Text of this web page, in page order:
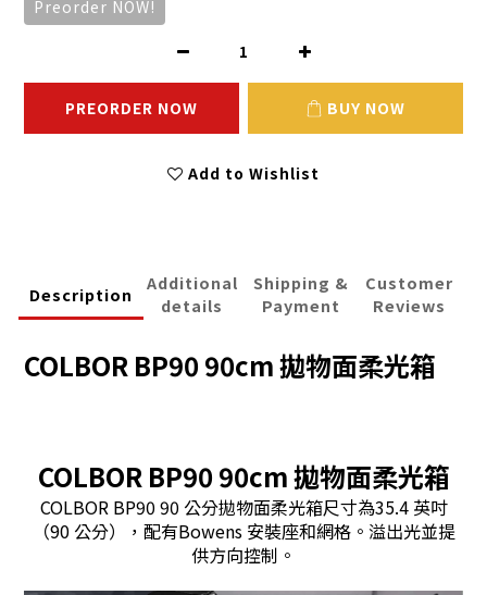
Preorder NOW!
PREORDER NOW BUY NOW
Add to Wishlist
Description
Additional
details
Shipping &
Payment
Customer
Reviews
COLBOR BP90 90cm 拋物面柔光箱
COLBOR BP90 90cm 拋物面柔光箱
COLBOR BP90 90 公分拋物面柔光箱尺寸為35.4 英吋
（90 公分），配有Bowens 安裝座和網格。溢出光並提
供方向控制。